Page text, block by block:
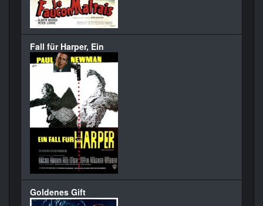
Fall für Harper, Ein
Goldenes Gift